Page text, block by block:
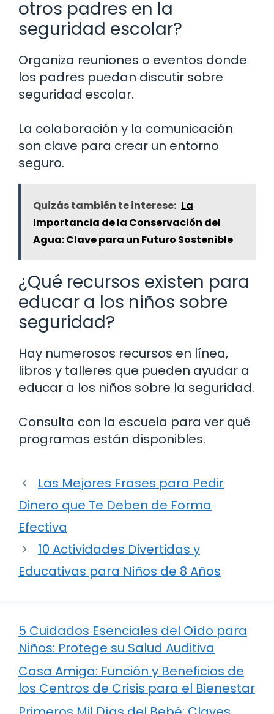
otros padres en la
seguridad escolar?
Organiza reuniones o eventos donde
los padres puedan discutir sobre
seguridad escolar.
La colaboración y la comunicación
son clave para crear un entorno
seguro.
Quizás también te interese: La
Importancia de la Conservación del
Agua: Clave para un Futuro Sostenible
¿Qué recursos existen para
educar a los niños sobre
seguridad?
Hay numerosos recursos en línea,
libros y talleres que pueden ayudar a
educar a los niños sobre la seguridad.
Consulta con la escuela para ver qué
programas están disponibles.
Las Mejores Frases para Pedir
Dinero que Te Deben de Forma
Efectiva
10 Actividades Divertidas y
Educativas para Niños de 8 Años
5 Cuidados Esenciales del Oído para
Niños: Protege su Salud Auditiva
Casa Amiga: Función y Beneficios de
los Centros de Crisis para el Bienestar